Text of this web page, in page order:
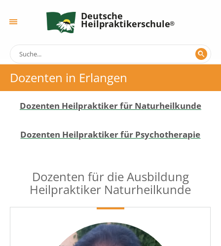
Deutsche
Heilpraktikerschule
Dozenten in Erlangen
Dozenten Heilpraktiker für Naturheilkunde
Dozenten Heilpraktiker für Psychotherapie
Dozenten für die Ausbildung
Heilpraktiker Naturheilkunde